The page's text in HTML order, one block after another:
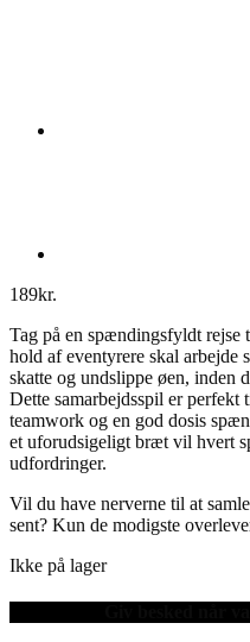
189kr.
Tag på en spændingsfyldt
hold af eventyrere skal arbejde
skatte og undslippe øen, inden
Dette samarbejdsspil er perfekt
teamwork og en god dosis
et uforudsigeligt bræt vil hvert
udfordringer.
Vil du have nerverne til at
sent? Kun de modigste
Ikke på lager